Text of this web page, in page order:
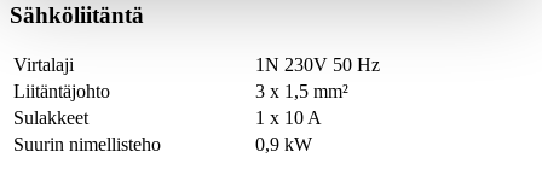
Sähköliitäntä
Virtalaji
1N 230V 50 Hz
Liitäntäjohto
3 x 1,5 mm²
Sulakkeet
1 x 10 A
Suurin nimellisteho
0,9 kW